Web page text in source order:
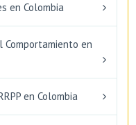
en Colombia
Comportamiento en
en Colombia